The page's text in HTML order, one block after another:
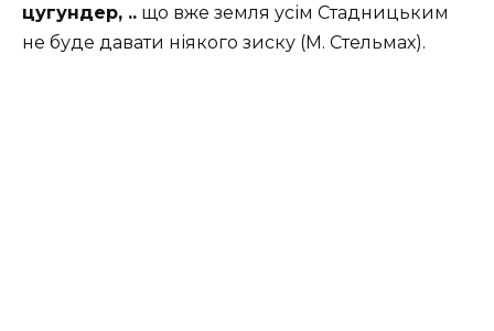
цугундер, .. що вже земля усім Стадницьким
не буде давати ніякого зиску (М. Стельмах).